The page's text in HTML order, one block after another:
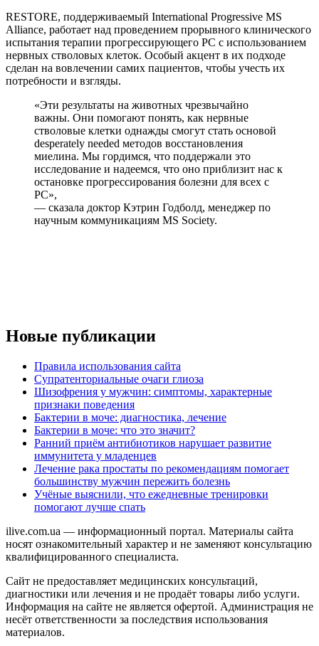
RESTORE, поддерживаемый International Progressive MS
Alliance, работает над проведением прорывного клинического
испытания терапии прогрессирующего РС с использованием
нервных стволовых клеток. Особый акцент в их подходе
сделан на вовлечении самих пациентов, чтобы учесть их
потребности и взгляды.
«Эти результаты на животных чрезвычайно
важны. Они помогают понять, как нервные
стволовые клетки однажды смогут стать основой
desperately needed методов восстановления
миелина. Мы гордимся, что поддержали это
исследование и надеемся, что оно приблизит нас к
остановке прогрессирования болезни для всех с
РС»,
— сказала доктор Кэтрин Годболд, менеджер по
научным коммуникациям MS Society.
Новые публикации
Правила использования сайта
Супратенториальные очаги глиоза
Шизофрения у мужчин: симптомы, характерные
признаки поведения
Бактерии в моче: диагностика, лечение
Бактерии в моче: что это значит?
Ранний приём антибиотиков нарушает развитие
иммунитета у младенцев
Лечение рака простаты по рекомендациям помогает
большинству мужчин пережить болезнь
Учёные выяснили, что ежедневные тренировки
помогают лучше спать
ilive.com.ua — информационный портал. Материалы сайта
носят ознакомительный характер и не заменяют консультацию
квалифицированного специалиста.
Сайт не предоставляет медицинских консультаций,
диагностики или лечения и не продаёт товары либо услуги.
Информация на сайте не является офертой. Администрация не
несёт ответственности за последствия использования
материалов.